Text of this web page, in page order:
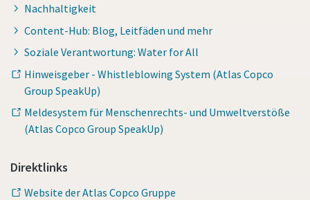
Nachhaltigkeit
Content-Hub: Blog, Leitfäden und mehr
Soziale Verantwortung: Water for All
Hinweisgeber - Whistleblowing System (Atlas Copco
Group SpeakUp)
Meldesystem für Menschenrechts- und Umweltverstöße
(Atlas Copco Group SpeakUp)
Direktlinks
Website der Atlas Copco Gruppe